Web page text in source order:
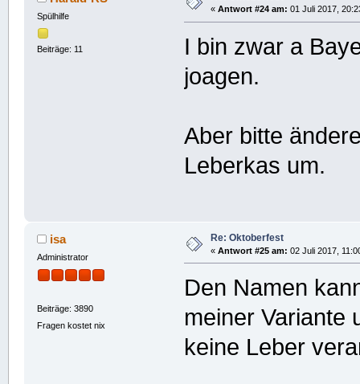
Spülhilfe
Beiträge: 11
« Antwort #24 am: 01 Juli 2017,
I bin zwar a
joagen.
Aber bitte
Leberkas um.
isa
Administrator
Beiträge: 3890
Fragen kostet nix
Re: Oktoberfest
« Antwort #25 am: 02 Juli 2017,
Den Namen
meiner Variante
keine Leber